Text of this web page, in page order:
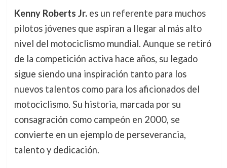
Kenny Roberts Jr.es un referente para muchos
pilotos jóvenes que aspiran a llegar al más alto
nivel del motociclismo mundial. Aunque se retiró
de la competición activa hace años, su legado
sigue siendo una inspiración tanto para los
nuevos talentos como para los aficionados del
motociclismo. Su historia, marcada por su
consagración como campeón en 2000, se
convierte en un ejemplo de perseverancia,
talento y dedicación.